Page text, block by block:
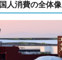
人消費の全体像